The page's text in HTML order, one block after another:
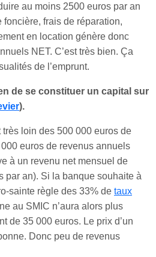
au moins 2500 euros par an
foncière, frais de réparation,
en location génère donc
NET. C’est très bien. Ça
de l’emprunt.
de se constituer un capital sur
).
loin des 500 000 euros de
euros de revenus annuels
à un revenu net mensuel de
par an). Si la banque souhaite à
sainte règle des 33% de taux
au SMIC n’aura alors plus
de 35 000 euros. Le prix d’un
Donc peu de revenus